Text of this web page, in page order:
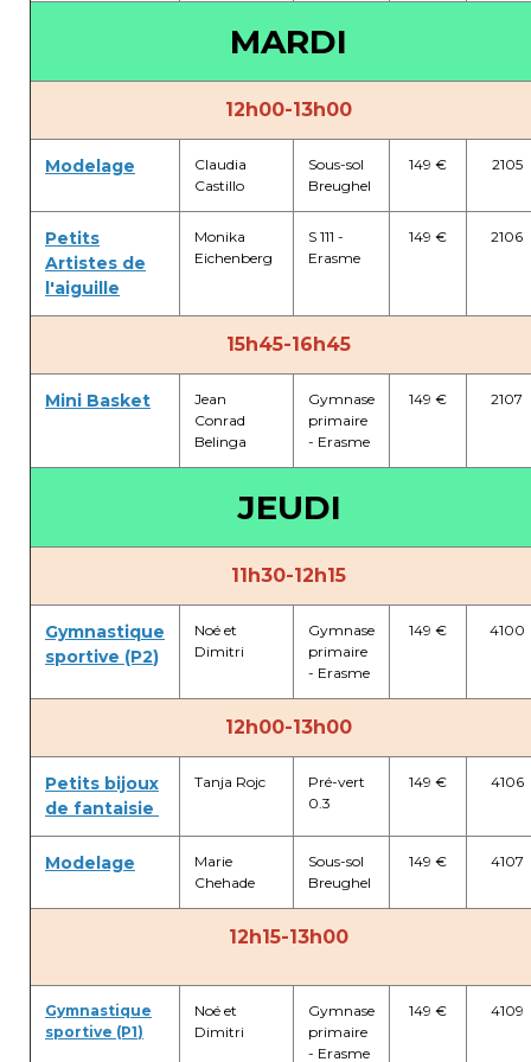
BE10 3100 9205 4504
+32 (0)2 373 87 68
casiers@apeee-bxl1-services.be
BE52 3101 4777 1809
Coordination & Direction
+32 (0)2 375 94 84
coordination@apeee-bxl1-services.be
Garderie Berkendael
+32 (0)472 07 35 25
periscolaire.berkendael@apeee-bxl1-
services.be
Garderie Uccle
+32 (0)2 375 31 35
garderie@apeee-bxl1-services.be
MARDI
12h00-13h00
Modelage
Claudia
Castillo
Sous-sol
Breughel
149 € 2105
Petits
Artistes de
l'aiguille
Monika
Eichenberg
S 111 -
Erasme
149 € 2106
15h45-16h45
Mini Basket
Jean
Conrad
Belinga
Gymnase
primaire
- Erasme
149 € 2107
JEUDI
11h30-12h15
Gymnastique
sportive (P2)
Noé et
Dimitri
Gymnase
primaire
- Erasme
149 € 4100
12h00-13h00
Petits bijoux
de fantaisie
Tanja Rojc
Pré-vert
0.3
149 € 4106
Modelage
Marie
Chehade
Sous-sol
Breughel
149 € 4107
12h15-13h00
Gymnastique
sportive (P1)
Noé et
Dimitri
Gymnase
primaire
- Erasme
149 € 4109